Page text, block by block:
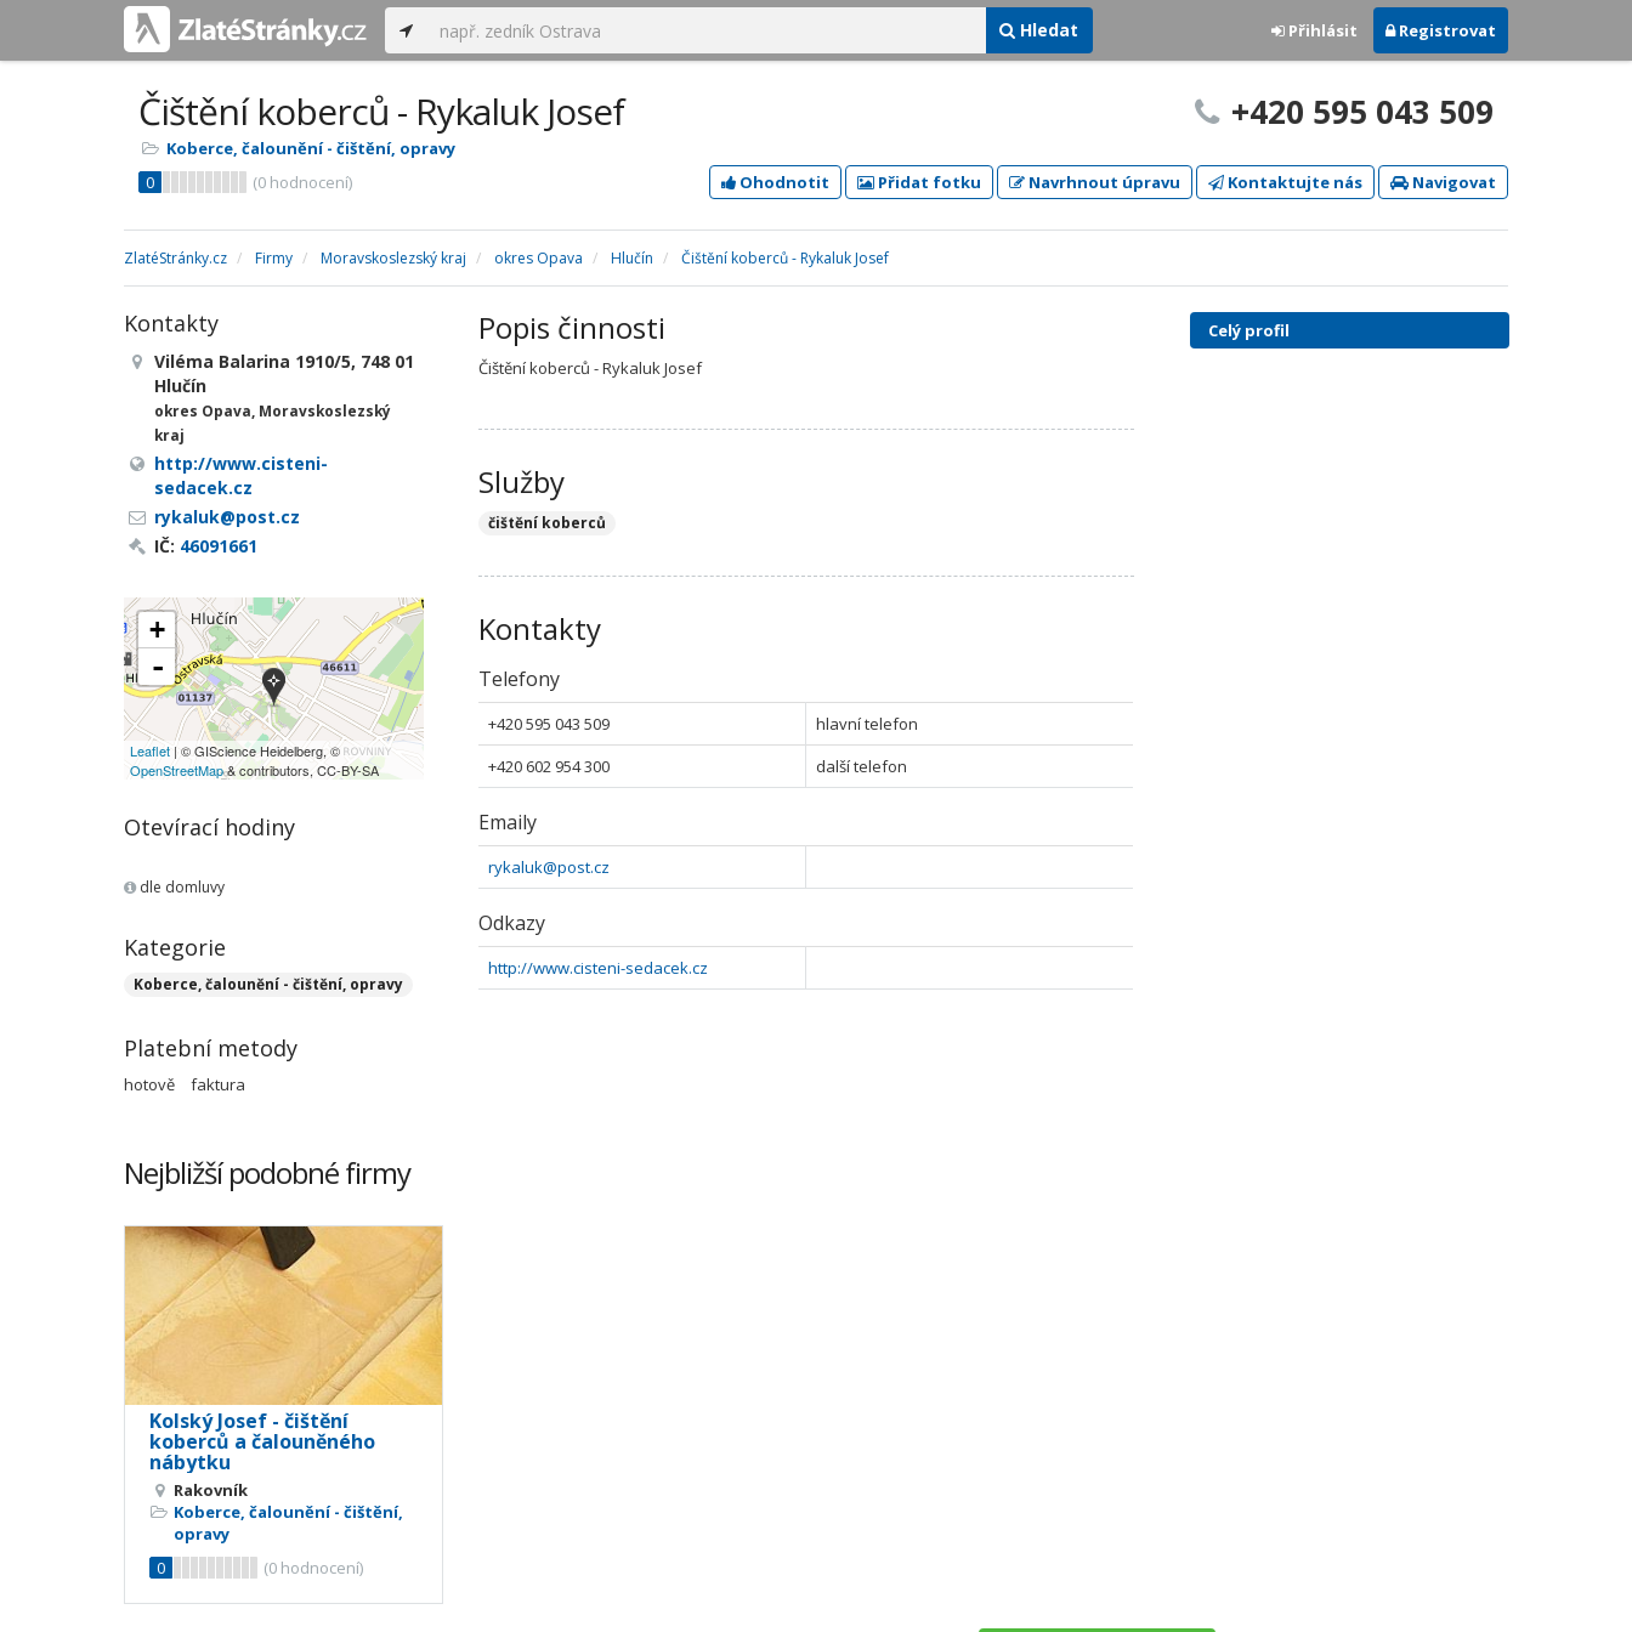
Hledat Přihlásit Registrovat
Čištění koberců - Rykaluk Josef
Koberce, čalounění - čištění, opravy
0
(0 hodnocení)
+420 595 043 509
Ohodnotit Přidat fotku Navrhnout úpravu Kontaktujte nás Navigovat
ZlatéStránky.cz Firmy Moravskoslezský kraj okres Opava Hlučín Čištění koberců - Rykaluk Josef
Popis činnosti
Čištění koberců - Rykaluk Josef
Služby
čištění koberců
Kontakty
Telefony
+420 595 043 509
hlavní telefon
+420 602 954 300
další telefon
Emaily
rykaluk@post.cz
Odkazy
http://www.cisteni-sedacek.cz
Kontakty
Viléma Balarina 1910/5, 748 01
Hlučín
okres Opava, Moravskoslezský
kraj
http://www.cisteni-
sedacek.cz
rykaluk@post.cz
IČ: 46091661
+
-
Leaflet | © GIScience Heidelberg, ©
OpenStreetMap& contributors, CC-BY-SA
Otevírací hodiny
dle domluvy
Kategorie
Koberce, čalounění - čištění, opravy
Platební metody
hotově faktura
Celý profil
Nejbližší podobné firmy
Kolský Josef - čištění
koberců a čalouněného
nábytku
Rakovník
Koberce, čalounění - čištění,
opravy
0
(0 hodnocení)